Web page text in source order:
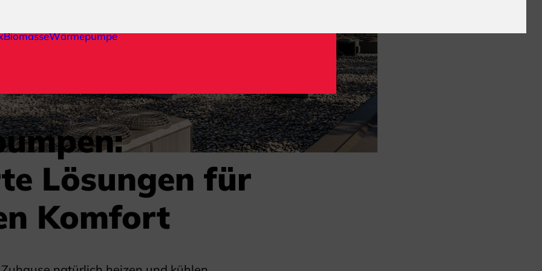
BiomasseWärmepumpe
Lösungen für
Komfort